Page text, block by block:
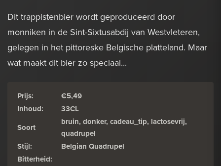
Dit trappistenbier wordt geproduceerd door
monniken in de Sint-Sixtusabdij van Westvleteren,
gelegen in het pittoreske Belgische platteland. Maar
wat maakt dit bier zo speciaal...
Prijs:
€5,49
Inhoud:
33CL
Soort
bruin, donker, cadeau_tip, lactosevrij,
quadrupel
Stijl:
Belgian Quadrupel
Bitterheid: